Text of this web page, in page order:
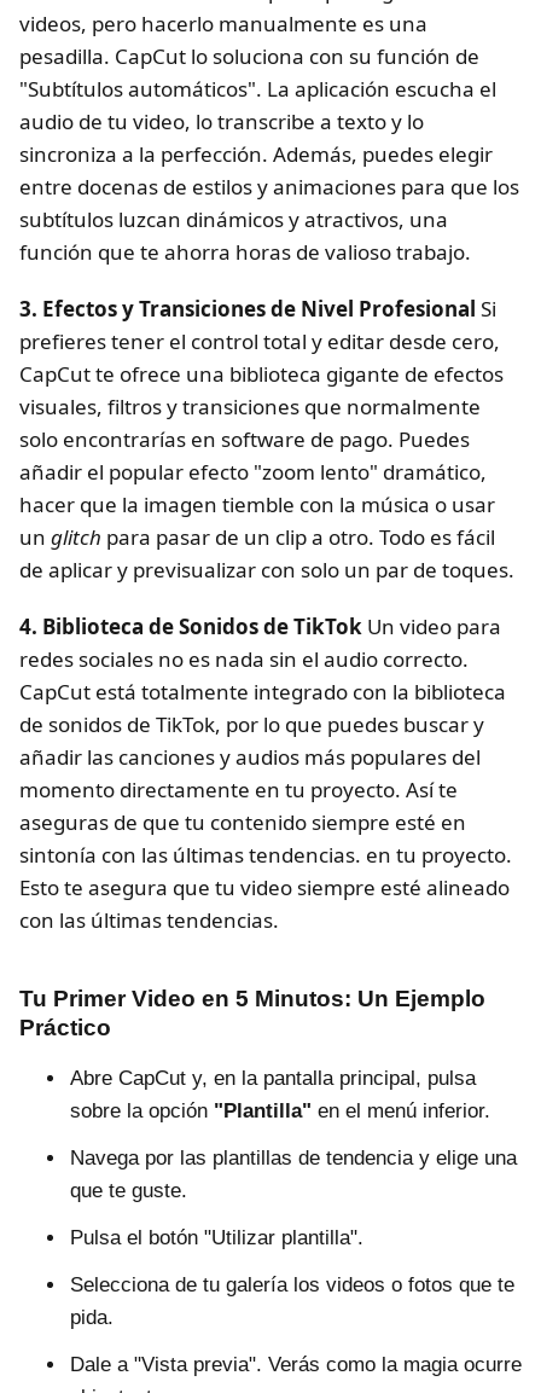
videos, pero hacerlo manualmente es una
pesadilla. CapCut lo soluciona con su función de
"Subtítulos automáticos". La aplicación escucha el
audio de tu video, lo transcribe a texto y lo
sincroniza a la perfección. Además, puedes elegir
entre docenas de estilos y animaciones para que los
subtítulos luzcan dinámicos y atractivos, una
función que te ahorra horas de valioso trabajo.
3. Efectos y Transiciones de Nivel Profesional Si
prefieres tener el control total y editar desde cero,
CapCut te ofrece una biblioteca gigante de efectos
visuales, filtros y transiciones que normalmente
solo encontrarías en software de pago. Puedes
añadir el popular efecto "zoom lento" dramático,
hacer que la imagen tiemble con la música o usar
un glitch para pasar de un clip a otro. Todo es fácil
de aplicar y previsualizar con solo un par de toques.
4. Biblioteca de Sonidos de TikTok Un video para
redes sociales no es nada sin el audio correcto.
CapCut está totalmente integrado con la biblioteca
de sonidos de TikTok, por lo que puedes buscar y
añadir las canciones y audios más populares del
momento directamente en tu proyecto. Así te
aseguras de que tu contenido siempre esté en
sintonía con las últimas tendencias. en tu proyecto.
Esto te asegura que tu video siempre esté alineado
con las últimas tendencias.
Tu Primer Video en 5 Minutos: Un Ejemplo
Práctico
Abre CapCut y, en la pantalla principal, pulsa
sobre la opción "Plantilla" en el menú inferior.
Navega por las plantillas de tendencia y elige una
que te guste.
Pulsa el botón "Utilizar plantilla".
Selecciona de tu galería los videos o fotos que te
pida.
Dale a "Vista previa". Verás como la magia ocurre